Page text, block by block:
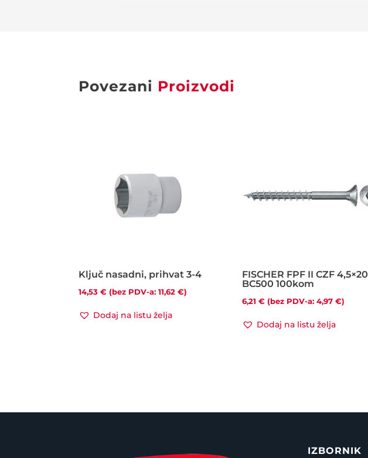
Povezani Proizvodi
Ključ nasadni, prihvat 3-4
14,53€ (bez PDV-a:11,62€)
Dodaj na listu želja
FISCHER FPF II CZF 4,5×20
BC500 100kom
6,21€ (bez PDV-a:4,97€)
Dodaj na listu želja
IZBORNIK